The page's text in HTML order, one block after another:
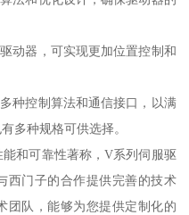
动器，可实现更加位置控制和
种控制算法和通信接口，以满
多种规格可供选择。
和可靠性著称，V系列伺服驱
西门子的合作提供完善的技术
团队，能够为您提供定制化的